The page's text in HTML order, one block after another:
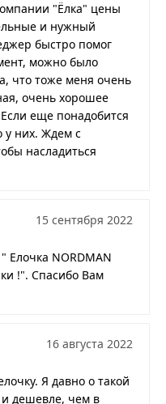
"Ёлка" цены
и нужный
быстро помог
можно было
что тоже меня очень
очень хорошее
еще понадобится
у них. Ждем с
насладиться
15 сентября 2022
Елочка NORDMAN
!". Спасибо Вам
16 августа 2022
Я давно о такой
и дешевле, чем в